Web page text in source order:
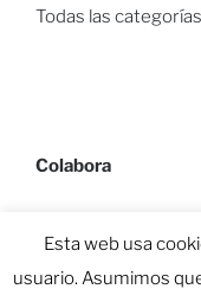
Todas las categorías
Colabora
Esta web usa
usuario. Asumimos